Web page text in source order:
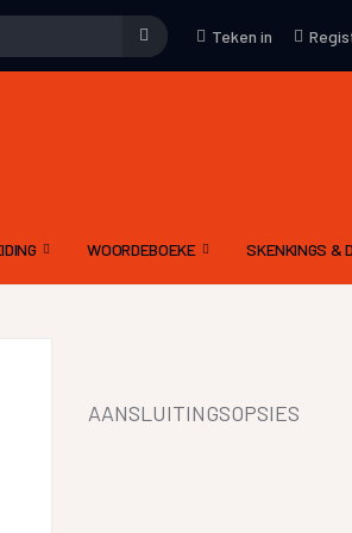
Teken in
WOORDEBOEKE SKENKINGS &
AANSLUITINGSOPSIES